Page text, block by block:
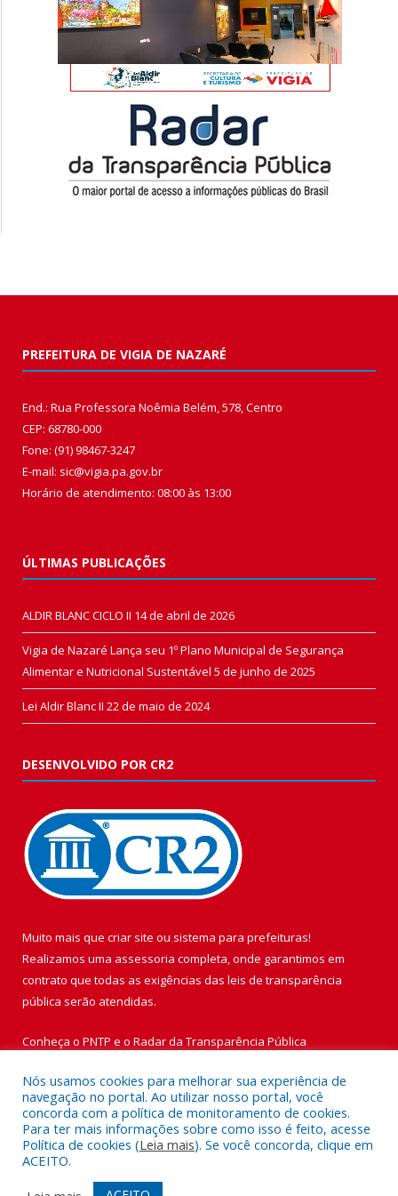
PREFEITURA DE VIGIA DE NAZARÉ
End.: Rua Professora Noêmia Belém, 578, Centro
CEP: 68780-000
Fone: (91) 98467-3247
E-mail: sic@vigia.pa.gov.br
Horário de atendimento: 08:00 às 13:00
ÚLTIMAS PUBLICAÇÕES
ALDIR BLANC CICLO II 14 de abril de 2026
Vigia de Nazaré Lança seu 1º Plano Municipal de Segurança
Alimentar e Nutricional Sustentável 5 de junho de 2025
Lei Aldir Blanc II 22 de maio de 2024
DESENVOLVIDO POR CR2
Muito mais que criar site ou sistema para prefeituras!
Realizamos uma assessoria completa, onde garantimos em
contrato que todas as exigências das leis de transparência
pública serão atendidas.
Conheça o PNTP e o Radar da Transparência Pública
Todos os direitos reservados a Prefeitura Municipal de Vigia de
Nazaré.
Nós usamos cookies para melhorar sua experiência de
navegação no portal. Ao utilizar nosso portal, você
concorda com a política de monitoramento de cookies.
Para ter mais informações sobre como isso é feito, acesse
Política de cookies (Leia mais). Se você concorda, clique em
ACEITO.